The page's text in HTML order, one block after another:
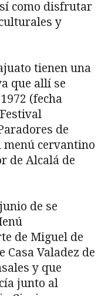
como disfrutar
y
tienen una
que allí se
(fecha
de
cervantino
de Alcalá de
de se
de Miguel de
Casa Valadez de
y que
junto al